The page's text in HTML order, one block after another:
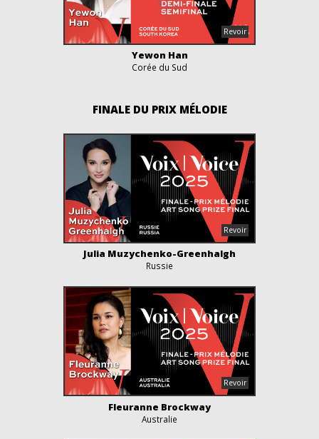
Yewon Han
Corée du Sud
FINALE DU PRIX MÉLODIE
Julia Muzychenko-Greenhalgh
Russie
Fleuranne Brockway
Australie